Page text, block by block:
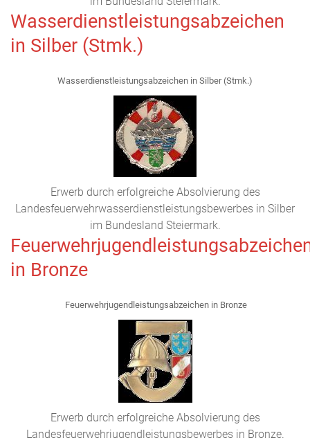
Wasserdienstleistungsabzeichen
in Silber (Stmk.)
Wasserdienstleistungsabzeichen in Silber (Stmk.)
Erwerb durch erfolgreiche Absolvierung des
Landesfeuerwehrwasserdienstleistungsbewerbes in Silber
im Bundesland Steiermark.
in Bronze
Feuerwehrjugendleistungsabzeichen in Bronze
Erwerb durch erfolgreiche Absolvierung des
Landesfeuerwehrjugendleistungsbewerbes in Bronze.